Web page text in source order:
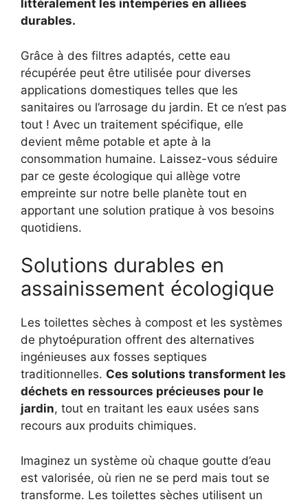
littéralement les intempéries en alliées
durables.
Grâce à des filtres adaptés, cette eau
récupérée peut être utilisée pour diverses
applications domestiques telles que les
sanitaires ou l’arrosage du jardin. Et ce n’est pas
tout ! Avec un traitement spécifique, elle
devient même potable et apte à la
consommation humaine. Laissez-vous séduire
par ce geste écologique qui allège votre
empreinte sur notre belle planète tout en
apportant une solution pratique à vos besoins
quotidiens.
Solutions durables en
assainissement écologique
Les toilettes sèches à compost et les systèmes
de phytoépuration offrent des alternatives
ingénieuses aux fosses septiques
traditionnelles. Ces solutions transforment les
déchets en ressources précieuses pour le
jardin, tout en traitant les eaux usées sans
recours aux produits chimiques.
Imaginez un système où chaque goutte d’eau
est valorisée, où rien ne se perd mais tout se
transforme. Les toilettes sèches utilisent un